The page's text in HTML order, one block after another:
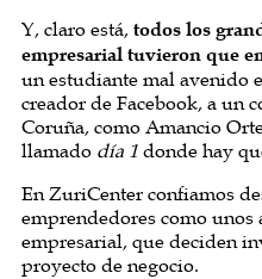
Y, claro está, todos los
empresarial tuvieron que
un estudiante mal avenido
creador de Facebook, a un
Coruña, como Amancio
llamado día 1 donde hay
En ZuriCenter confiamos
emprendedores como
empresarial, que deciden
proyecto de negocio.